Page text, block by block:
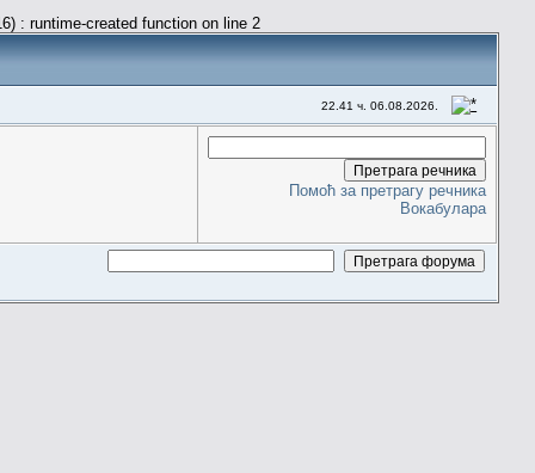
: runtime-created function on line 2
22.41 ч. 06.08.2026.
Помоћ за претрагу речника
Вокабулара